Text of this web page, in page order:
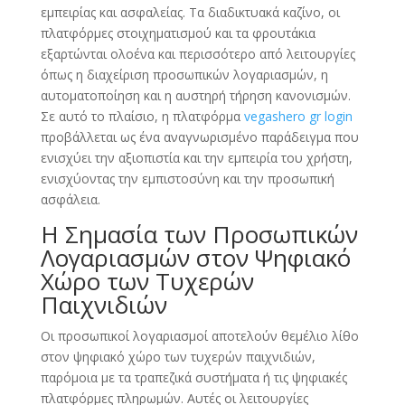
εμπειρίας και ασφαλείας. Τα διαδικτυακά καζίνο, οι
πλατφόρμες στοιχηματισμού και τα φρουτάκια
εξαρτώνται ολοένα και περισσότερο από λειτουργίες
όπως η διαχείριση προσωπικών λογαριασμών, η
αυτοματοποίηση και η αυστηρή τήρηση κανονισμών.
Σε αυτό το πλαίσιο, η πλατφόρμα vegashero gr login
προβάλλεται ως ένα αναγνωρισμένο παράδειγμα που
ενισχύει την αξιοπιστία και την εμπειρία του χρήστη,
ενισχύοντας την εμπιστοσύνη και την προσωπική
ασφάλεια.
Η Σημασία των Προσωπικών
Λογαριασμών στον Ψηφιακό
Χώρο των Τυχερών
Παιχνιδιών
Οι προσωπικοί λογαριασμοί αποτελούν θεμέλιο λίθο
στον ψηφιακό χώρο των τυχερών παιχνιδιών,
παρόμοια με τα τραπεζικά συστήματα ή τις ψηφιακές
πλατφόρμες πληρωμών. Αυτές οι λειτουργίες